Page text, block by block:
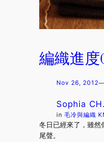
編織進度
Nov 26, 2012
Sophia
in毛冷與編織
冬日已經來了，雖然
尾聲。